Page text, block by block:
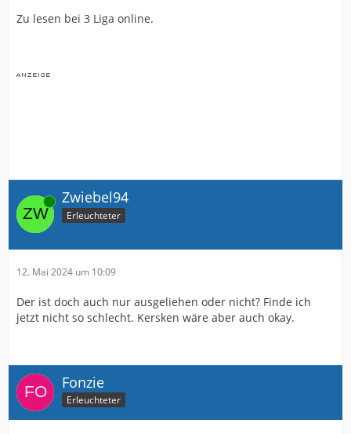
Zu lesen bei 3 Liga online.
Online Zwiebel94
Erleuchteter
12. Mai 2024 um 10:09
Der ist doch auch nur ausgeliehen oder nicht? Finde ich
jetzt nicht so schlecht. Kersken wäre aber auch okay.
Fonzie
Erleuchteter